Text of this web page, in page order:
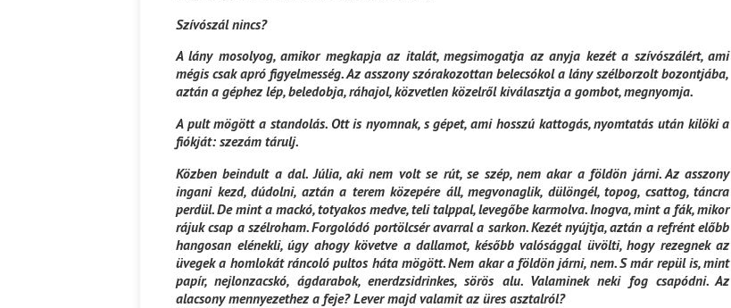
Szívószál nincs?
A lány mosolyog, amikor megkapja az italát, megsimogatja az anyja kezét a szívószálért, ami
mégis csak apró figyelmesség. Az asszony szórakozottan belecsókol a lány szélborzolt bozontjába,
aztán a géphez lép, beledobja, ráhajol, közvetlen közelről kiválasztja a gombot, megnyomja.
A pult mögött a standolás. Ott is nyomnak, s gépet, ami hosszú kattogás, nyomtatás után kilöki a
fiókját: szezám tárulj.
Közben beindult a dal. Júlia, aki nem volt se rút, se szép, nem akar a földön járni. Az asszony
ingani kezd, dúdolni, aztán a terem közepére áll, megvonaglik, dülöngél, topog, csattog, táncra
perdül. De mint a mackó, totyakos medve, teli talppal, levegőbe karmolva. Inogva, mint a fák, mikor
rájuk csap a szélroham. Forgolódó portölcsér avarral a sarkon. Kezét nyújtja, aztán a refrént előbb
hangosan elénekli, úgy ahogy követve a dallamot, később valósággal üvölti, hogy rezegnek az
üvegek a homlokát ráncoló pultos háta mögött. Nem akar a földön járni, nem. S már repül is, mint
papír, nejlonzacskó, ágdarabok, enerdzsidrinkes, sörös alu. Valaminek neki fog csapódni. Az
alacsony mennyezethez a feje? Lever majd valamit az üres asztalról?